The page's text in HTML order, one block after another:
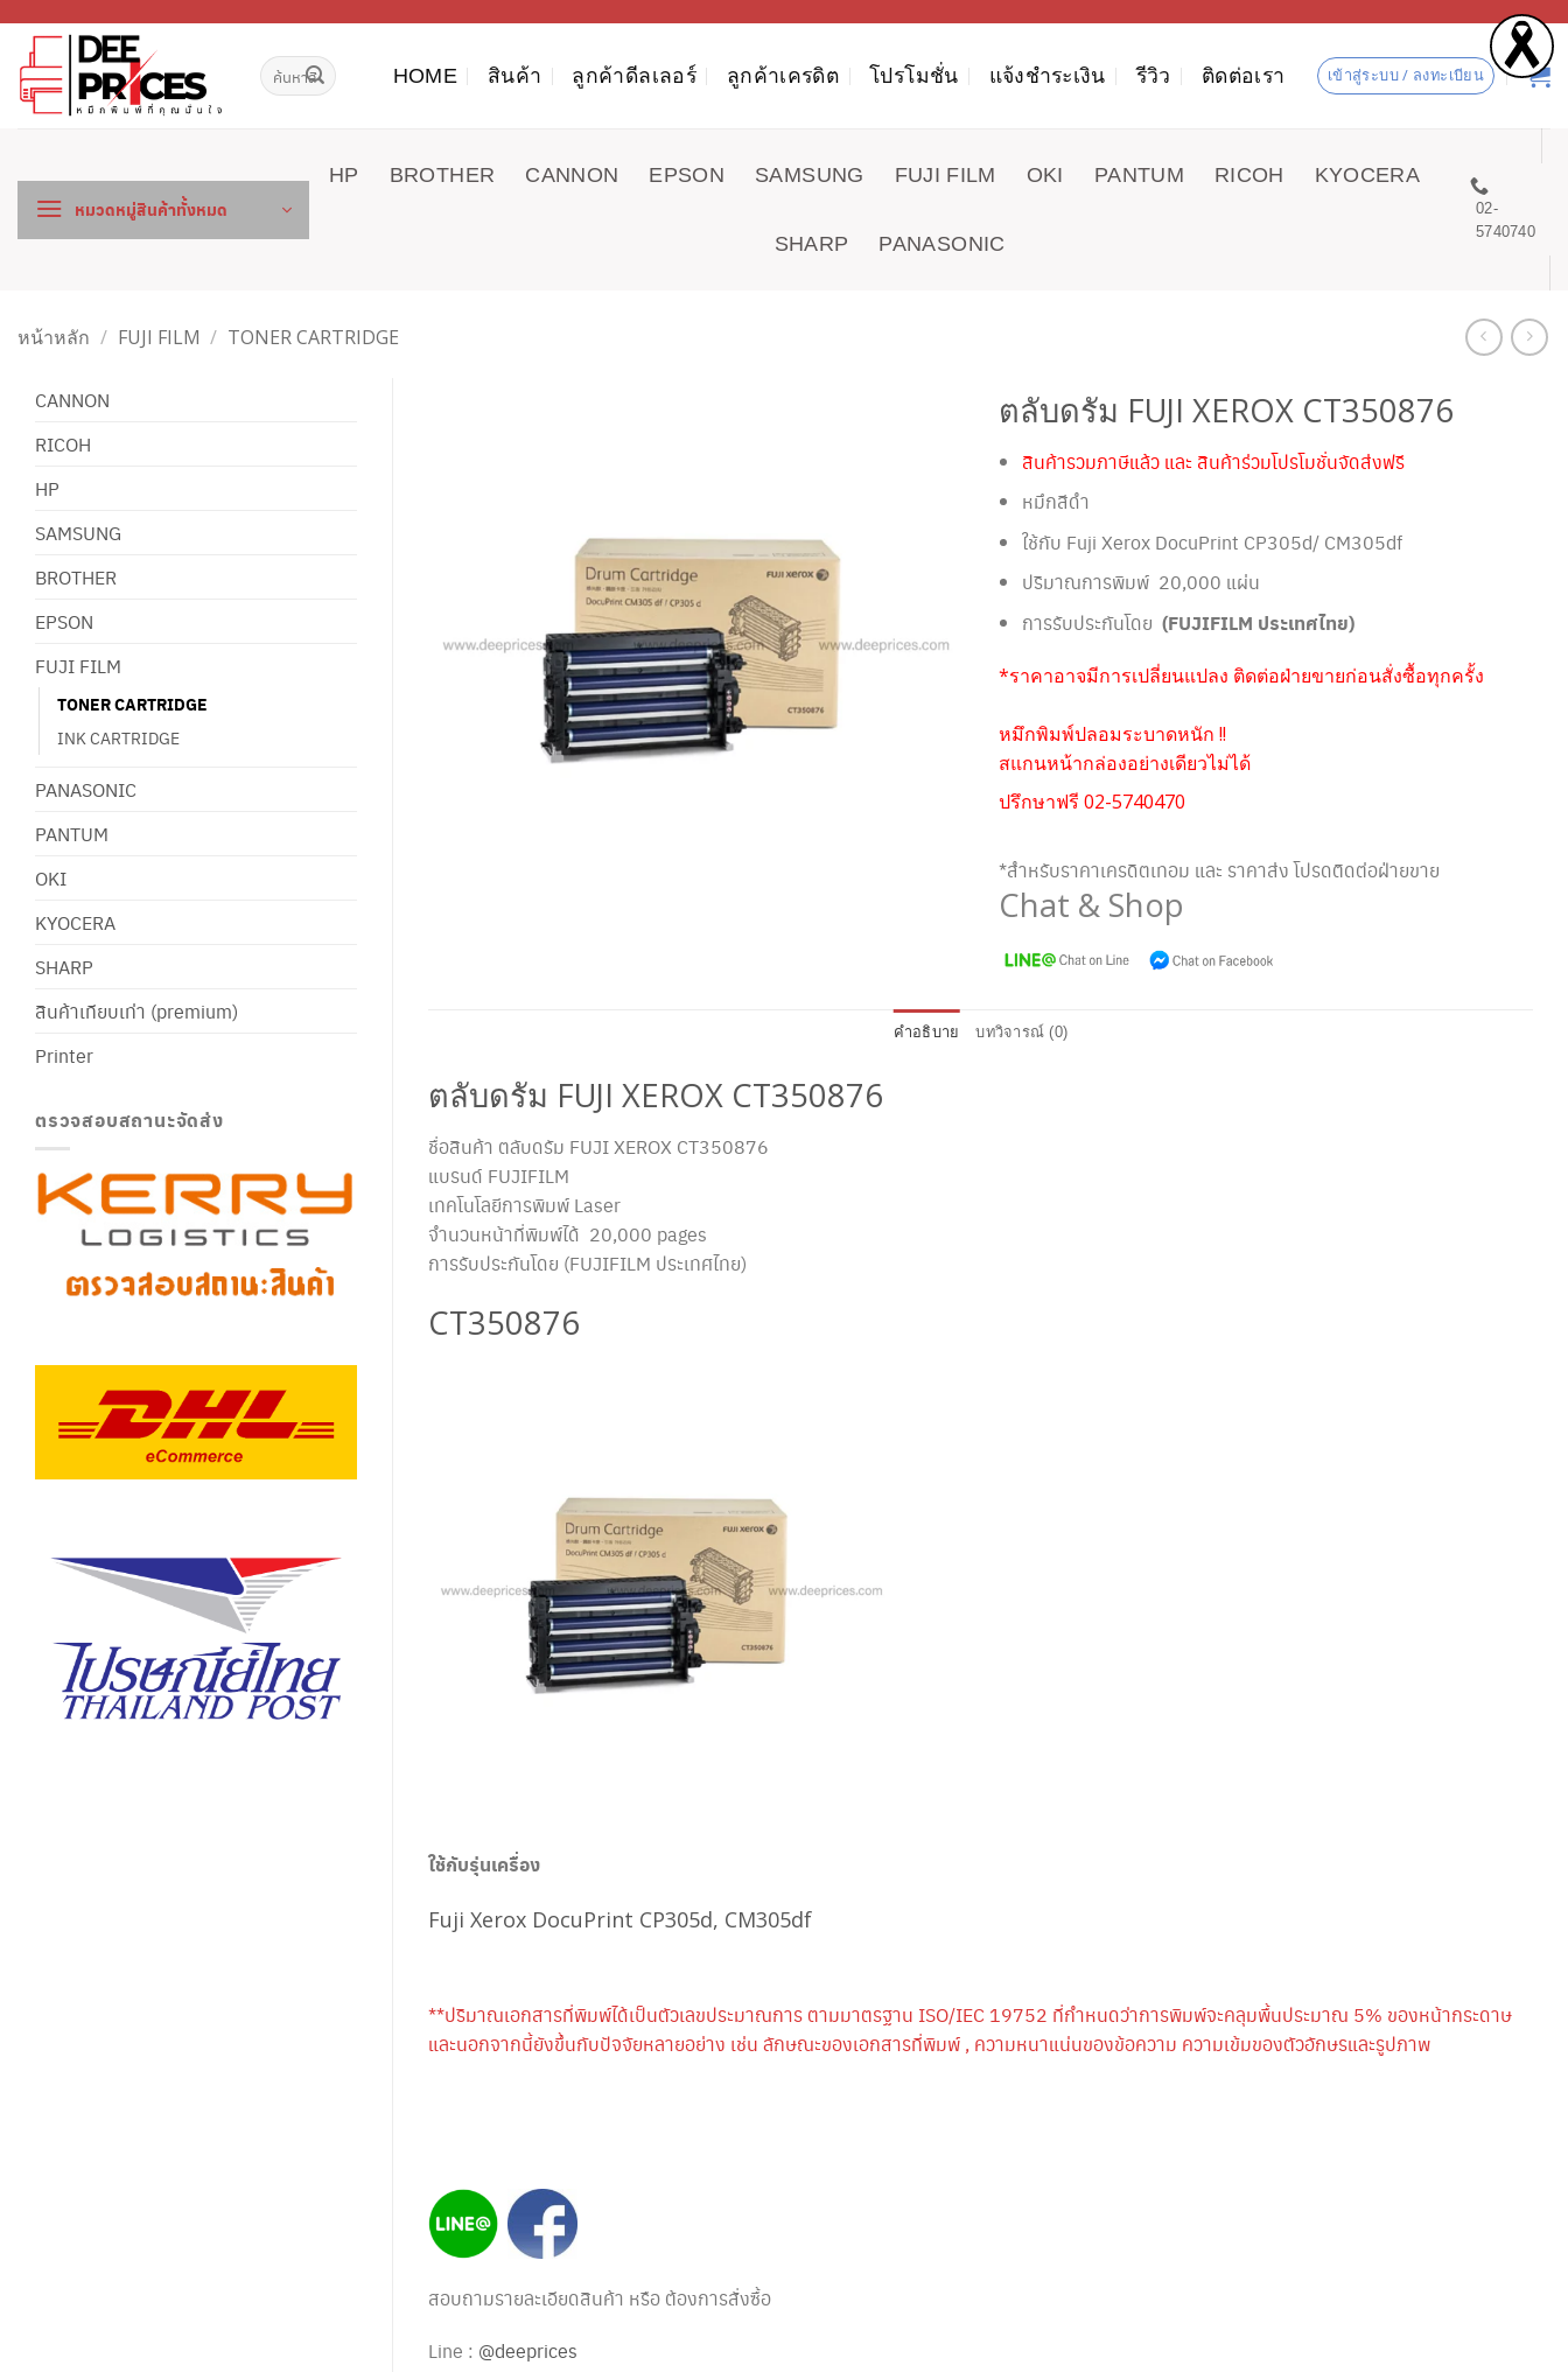
เนื้อหา
ค้นหา: HOME สินค้า ลูกค้าดีลเลอร์ ลูกค้าเครดิต โปรโมชั่น แจ้งชำระเงิน รีวิว ติดต่อเรา เข้าสู่ระบบ / ลงทะเบียน
หมวดหมู่สินค้าทั้งหมด
HP BROTHER CANNON EPSON SAMSUNG FUJI FILM OKI PANTUM RICOH KYOCERA
SHARP PANASONIC
02-
5740740
หน้าหลัก / FUJI FILM / TONER CARTRIDGE
CANNON
RICOH
HP
SAMSUNG
BROTHER
EPSON
FUJI FILM
TONER CARTRIDGE
INK CARTRIDGE
PANASONIC
PANTUM
OKI
KYOCERA
SHARP
สินค้าเทียบเท่า (premium)
Printer
ตรวจสอบสถานะจัดส่ง
ตลับดรัม FUJI XEROX CT350876
สินค้ารวมภาษีแล้ว และ สินค้าร่วมโปรโมชั่นจัดส่งฟรี
หมึกสีดำ
ใช้กับ Fuji Xerox DocuPrint CP305d/ CM305df
ปริมาณการพิมพ์ 20,000 แผ่น
การรับประกันโดย (FUJIFILM ประเทศไทย)
*ราคาอาจมีการเปลี่ยนแปลง ติดต่อฝ่ายขายก่อนสั่งซื้อทุกครั้ง
หมึกพิมพ์ปลอมระบาดหนัก !!
สแกนหน้ากล่องอย่างเดียวไม่ได้
ปรึกษาฟรี 02-5740470
*สำหรับราคาเครดิตเทอม และ ราคาส่ง โปรดติดต่อฝ่ายขาย
Chat & Shop
คำอธิบาย บทวิจารณ์ (0)
ตลับดรัม FUJI XEROX CT350876
ชื่อสินค้า ตลับดรัม FUJI XEROX CT350876
แบรนด์ FUJIFILM
เทคโนโลยีการพิมพ์ Laser
จำนวนหน้าที่พิมพ์ได้ 20,000 pages
การรับประกันโดย (FUJIFILM ประเทศไทย)
CT350876
ใช้กับรุ่นเครื่อง
Fuji Xerox DocuPrint CP305d, CM305df
**ปริมาณเอกสารที่พิมพ์ได้เป็นตัวเลขประมาณการ ตามมาตรฐาน ISO/IEC 19752 ที่กำหนดว่าการพิมพ์จะคลุมพื้นประมาณ 5% ของหน้ากระดาษ
และนอกจากนี้ยังขึ้นกับปัจจัยหลายอย่าง เช่น ลักษณะของเอกสารที่พิมพ์ , ความหนาแน่นของข้อความ ความเข้มของตัวอักษรและรูปภาพ
สอบถามรายละเอียดสินค้า หรือ ต้องการสั่งซื้อ
Line : @deeprices